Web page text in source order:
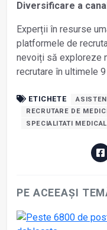
Diversificare a
Experții în resurse
platformele de
nevoiți să exploreze
recrutare în ultimele
ETICHETE
RECRUTARE DE MEDICI
SPECIALITATI
PE ACEEAȘI